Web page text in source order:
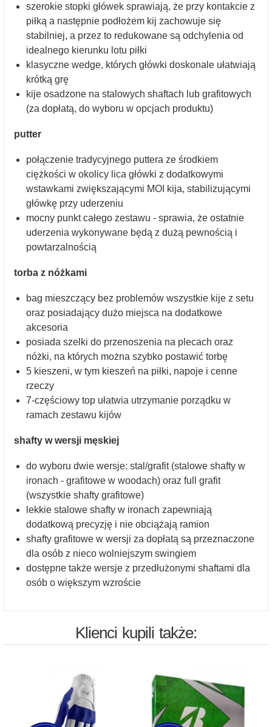
szerokie stopki główek sprawiają, że przy kontakcie z
piłką a następnie podłożem kij zachowuje się
stabilniej, a przez to redukowane są odchylenia od
idealnego kierunku lotu piłki
klasyczne wedge, których główki doskonale ułatwiają
krótką grę
kije osadzone na stalowych shaftach lub grafitowych
(za dopłatą, do wyboru w opcjach produktu)
putter
połączenie tradycyjnego puttera ze środkiem
ciężkości w okolicy lica główki z dodatkowymi
wstawkami zwiększającymi MOI kija, stabilizującymi
główkę przy uderzeniu
mocny punkt całego zestawu - sprawia, że ostatnie
uderzenia wykonywane będą z dużą pewnością i
powtarzalnością
torba z nóżkami
bag mieszczący bez problemów wszystkie kije z setu
oraz posiadający dużo miejsca na dodatkowe
akcesoria
posiada szelki do przenoszenia na plecach oraz
nóżki, na których można szybko postawić torbę
5 kieszeni, w tym kieszeń na piłki, napoje i cenne
rzeczy
7-częściowy top ułatwia utrzymanie porządku w
ramach zestawu kijów
shafty w wersji męskiej
do wyboru dwie wersje: stal/grafit (stalowe shafty w
ironach - grafitowe w woodach) oraz full grafit
(wszystkie shafty grafitowe)
lekkie stalowe shafty w ironach zapewniają
dodatkową precyzję i nie obciążają ramion
shafty grafitowe w wersji za dopłatą są przeznaczone
dla osób z nieco wolniejszym swingiem
dostępne także wersje z przedłużonymi shaftami dla
osób o większym wzroście
Klienci kupili także: